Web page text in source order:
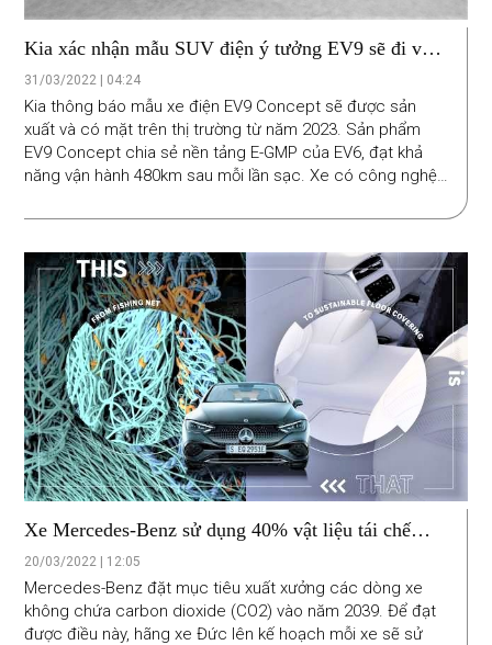
Kia xác nhận mẫu SUV điện ý tưởng EV9 sẽ đi vào
sản xuất
31/03/2022 | 04:24
Kia thông báo mẫu xe điện EV9 Concept sẽ được sản
xuất và có mặt trên thị trường từ năm 2023. Sản phẩm
EV9 Concept chia sẻ nền tảng E-GMP của EV6, đạt khả
năng vận hành 480km sau mỗi lần sạc. Xe có công nghệ
10% lên 80% trong 20 đến 30 phút.
Xe Mercedes-Benz sử dụng 40% vật liệu tái chế
trong 10 năm tới
20/03/2022 | 12:05
Mercedes-Benz đặt mục tiêu xuất xưởng các dòng xe
không chứa carbon dioxide (CO2) vào năm 2039. Để đạt
được điều này, hãng xe Đức lên kế hoạch mỗi xe sẽ sử